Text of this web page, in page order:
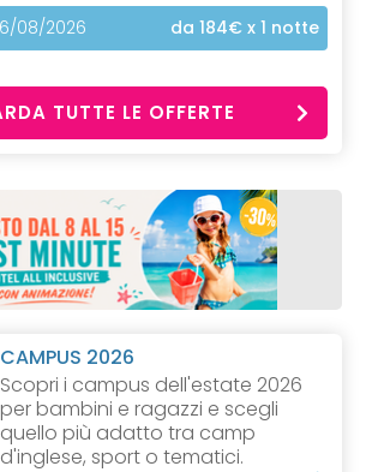
08/2026
da 184€ x 1 notte
TUTTE LE OFFERTE
CAMPUS 2026
Scopri i campus dell'estate 2026
per bambini e ragazzi e scegli
quello più adatto tra camp
d'inglese, sport o tematici.